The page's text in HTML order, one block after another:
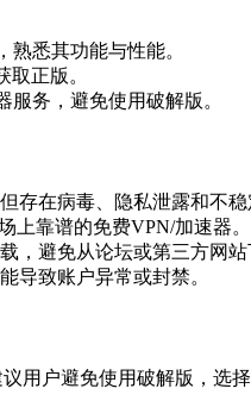
悉其功能与性能。
正版。
务，避免使用破解版。
存在病毒、隐私泄露和不稳
上靠谱的免费VPN/加速器。
，避免从论坛或第三方网站
导致账户异常或封禁。
用户避免使用破解版，